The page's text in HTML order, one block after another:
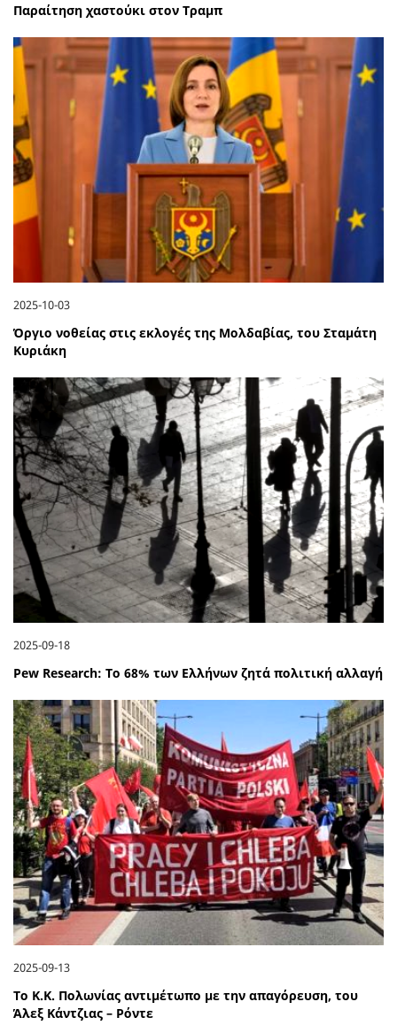
Παραίτηση χαστούκι στον Τραμπ
2025-10-03
Όργιο νοθείας στις εκλογές της Μολδαβίας, του Σταμάτη
Κυριάκη
2025-09-18
Pew Research: Το 68% των Ελλήνων ζητά πολιτική αλλαγή
2025-09-13
Το Κ.Κ. Πολωνίας αντιμέτωπο με την απαγόρευση, του
Άλεξ Κάντζιας – Ρόντε